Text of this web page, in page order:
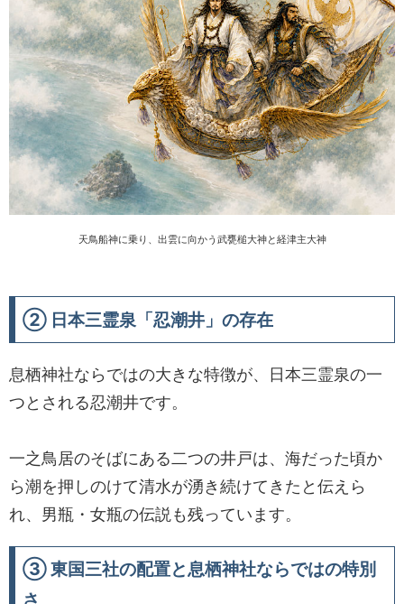
天鳥船神に乗り、出雲に向かう武甕槌大神と経津主大神
② 日本三霊泉「忍潮井」の存在
息栖神社ならではの大きな特徴が、日本三霊泉の一
つとされる忍潮井です。
一之鳥居のそばにある二つの井戸は、海だった頃か
ら潮を押しのけて清水が湧き続けてきたと伝えら
れ、男瓶・女瓶の伝説も残っています。
③ 東国三社の配置と息栖神社ならではの特別